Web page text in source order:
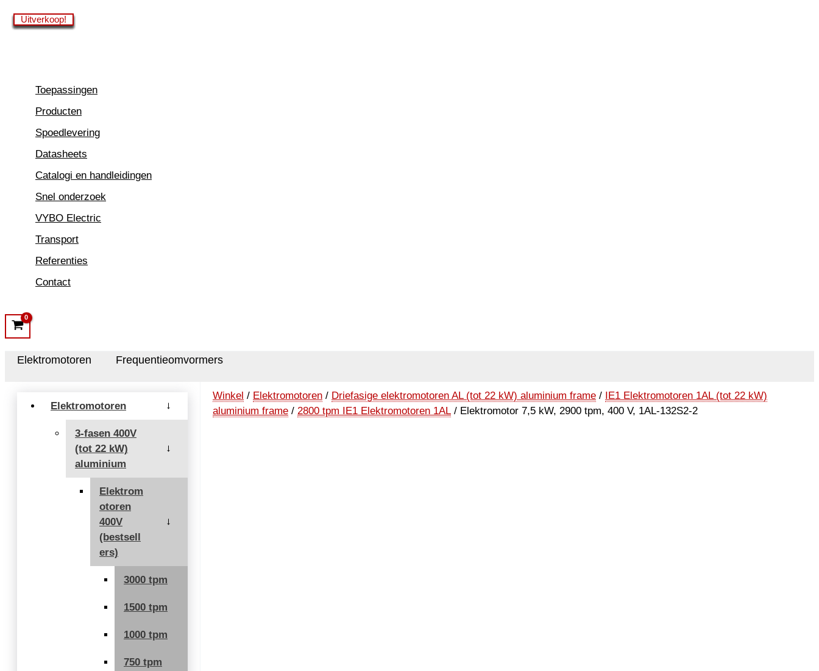
Ga
naar
Toepassingen
Producten
Spoedlevering
Datasheets
Catalogi en handleidingen
Snel onderzoek
VYBO Electric
Transport
Referenties
Contact
Elektromotoren Frequentieomvormers
Elektromotoren →
3-fasen 400V
(tot 22 kW)
aluminium
→
Elektrom
otoren
400V
(bestsell
ers)
→
3000 tpm
1500 tpm
1000 tpm
750 tpm
Winkel / Elektromotoren / Driefasige elektromotoren AL (tot 22 kW) aluminium frame / IE1 Elektromotoren 1AL (tot 22 kW)
aluminium frame / 2800 tpm IE1 Elektromotoren 1AL / Elektromotor 7,5 kW, 2900 tpm, 400 V, 1AL-132S2-2
Uitverkoop!
Uitverkoop!
Uitverkoop!
Uitverkoop!
Uitverkoop!
Uitverkoop!
Uitverkoop!
Uitverkoop!
Uitverkoop!